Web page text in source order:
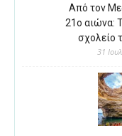
Από τον
21ο αιώνα:
σχολείο
31